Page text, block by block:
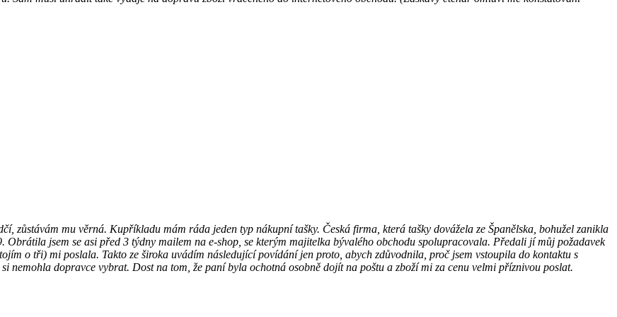
zůstávám mu věrná. Kupříkladu mám ráda jeden typ nákupní tašky. Česká firma, která tašky dovážela ze Španělska, bohužel zanikla
jsem se asi před 3 týdny mailem na e-shop, se kterým majitelka bývalého obchodu spolupracovala. Předali jí můj požadavek
o tři) mi poslala. Takto ze široka uvádím následující povídání jen proto, abych zdůvodnila, proč jsem vstoupila do kontaktu s
nemohla dopravce vybrat. Dost na tom, že paní byla ochotná osobně dojít na poštu a zboží mi za cenu velmi příznivou poslat.